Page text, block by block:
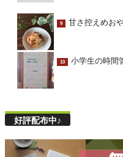
9 甘さ控えめお
10 小学生の時間
好評配布中♪